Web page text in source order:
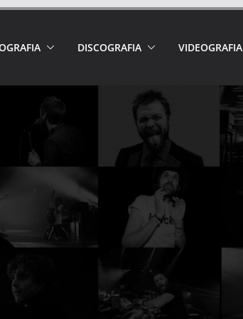
DISCOGRAFIA VIDEOGRAFIA